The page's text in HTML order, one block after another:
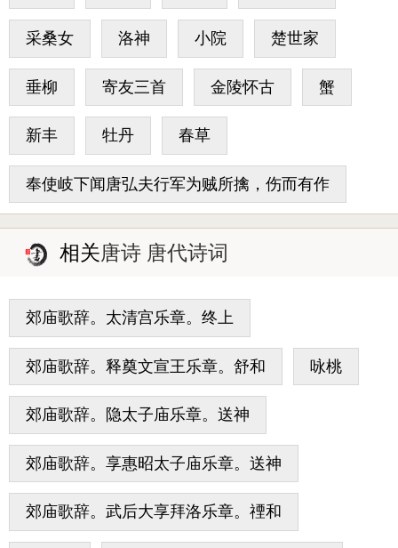
采桑女 洛神 小院 楚世家
垂柳 寄友三首 金陵怀古 蟹
新丰 牡丹 春草
奉使岐下闻唐弘夫行军为贼所擒，伤而有作
相关唐诗 唐代诗词
郊庙歌辞。太清宫乐章。终上
郊庙歌辞。释奠文宣王乐章。舒和 咏桃
郊庙歌辞。隐太子庙乐章。送神
郊庙歌辞。享惠昭太子庙乐章。送神
郊庙歌辞。武后大享拜洛乐章。禋和